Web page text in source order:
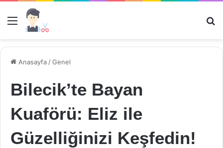
Menü
Anasayfa /Genel
Bilecik’te Bayan
Kuaförü: Eliz ile
Güzelliğinizi Keşfedin!